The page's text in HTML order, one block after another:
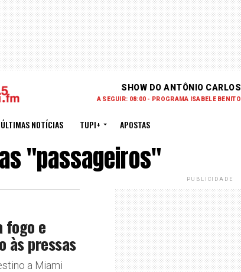
SHOW DO ANTÔNIO CARLOS
A SEGUIR: 08:00 - PROGRAMA ISABELE BENITO
ÚLTIMAS NOTÍCIAS TUPI+ APOSTAS
"passageiros"
fogo e
às pressas
a Miami
PUBLICIDADE